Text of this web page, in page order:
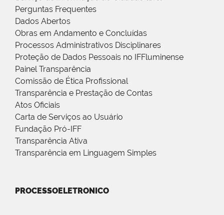
Perguntas Frequentes
Dados Abertos
Obras em Andamento e Concluídas
Processos Administrativos Disciplinares
Proteção de Dados Pessoais no IFFluminense
Painel Transparência
Comissão de Ética Profissional
Transparência e Prestação de Contas
Atos Oficiais
Carta de Serviços ao Usuário
Fundação Pró-IFF
Transparência Ativa
Transparência em Linguagem Simples
PROCESSOELETRONICO